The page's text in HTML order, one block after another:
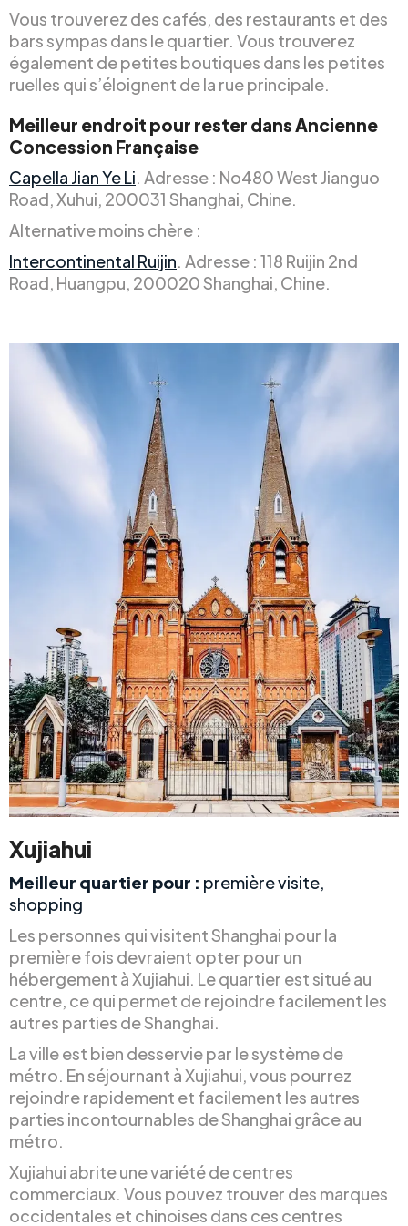
Vous trouverez des cafés, des restaurants et des
bars sympas dans le quartier. Vous trouverez
également de petites boutiques dans les petites
ruelles qui s’éloignent de la rue principale.
Meilleur endroit pour rester dans Ancienne
Concession Française
Capella Jian Ye Li. Adresse : No480 West Jianguo
Road, Xuhui, 200031 Shanghai, Chine.
Alternative moins chère :
Intercontinental Ruijin. Adresse : 118 Ruijin 2nd
Road, Huangpu, 200020 Shanghai, Chine.
Xujiahui
Meilleur quartier pour : première visite,
shopping
Les personnes qui visitent Shanghai pour la
première fois devraient opter pour un
hébergement à Xujiahui. Le quartier est situé au
centre, ce qui permet de rejoindre facilement les
autres parties de Shanghai.
La ville est bien desservie par le système de
métro. En séjournant à Xujiahui, vous pourrez
rejoindre rapidement et facilement les autres
parties incontournables de Shanghai grâce au
métro.
Xujiahui abrite une variété de centres
commerciaux. Vous pouvez trouver des marques
occidentales et chinoises dans ces centres